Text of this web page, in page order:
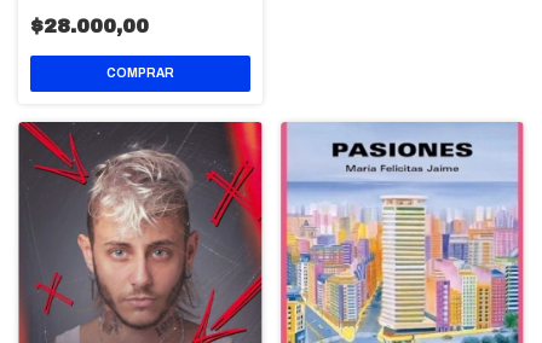
$28.000,00